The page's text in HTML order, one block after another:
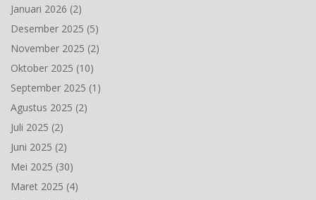
Januari 2026 (2)
Desember 2025 (5)
November 2025 (2)
Oktober 2025 (10)
September 2025 (1)
Agustus 2025 (2)
Juli 2025 (2)
Juni 2025 (2)
Mei 2025 (30)
Maret 2025 (4)